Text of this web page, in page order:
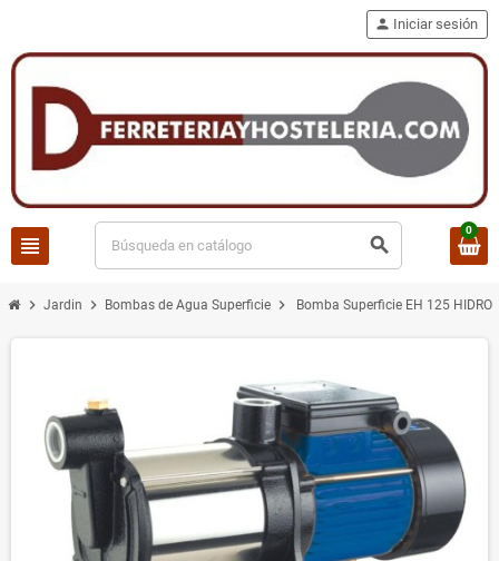
view_headline search
person Iniciar sesión
0
chevron_right Jardin chevron_right Bombas de Agua Superficie chevron_right Bomba Superficie EH 125